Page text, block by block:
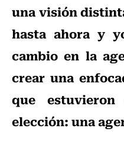
una visión
hasta ahora y
cambio en la
crear una
que
elección: una